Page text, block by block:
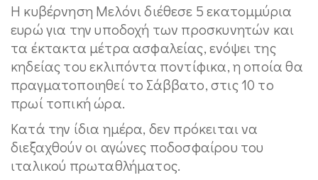
Η κυβέρνηση Μελόνι διέθεσε 5 εκατομμύρια
ευρώ για την υποδοχή των προσκυνητών και
τα έκτακτα μέτρα ασφαλείας, ενόψει της
κηδείας του εκλιπόντα ποντίφικα, η οποία θα
πραγματοποιηθεί το Σάββατο, στις 10 το
πρωί τοπική ώρα.
Κατά την ίδια ημέρα, δεν πρόκειται να
διεξαχθούν οι αγώνες ποδοσφαίρου του
ιταλικού πρωταθλήματος.